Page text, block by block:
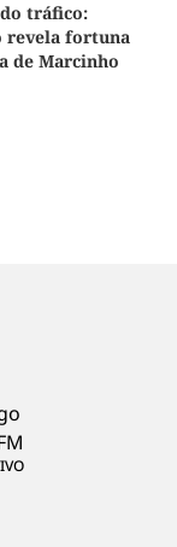
tráfico:
fortuna
de Marcinho